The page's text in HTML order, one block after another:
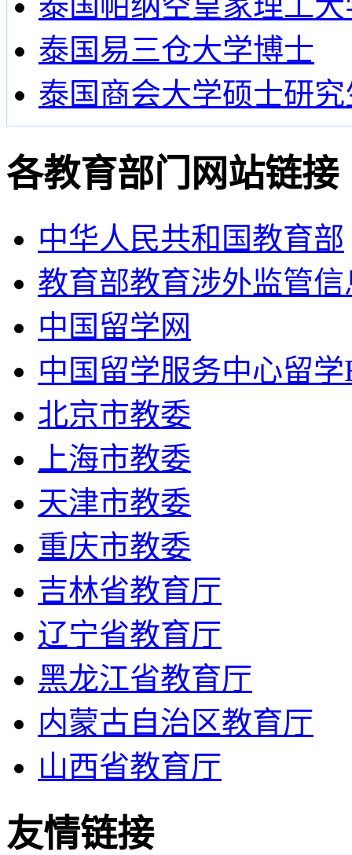
泰国易三仓大学博士
泰国商会大学硕士研究
各教育部门网站链接
中华人民共和国教育部
教育部教育涉外监管信
中国留学网
中国留学服务中心留
北京市教委
上海市教委
天津市教委
重庆市教委
吉林省教育厅
辽宁省教育厅
黑龙江省教育厅
内蒙古自治区教育厅
山西省教育厅
友情链接